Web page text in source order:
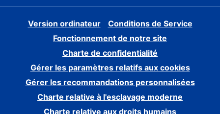
Version ordinateur
Conditions de Service
Fonctionnement de notre site
Charte de confidentialité
Gérer les paramètres relatifs aux cookies
Gérer les recommandations personnalisées
Charte relative à l'esclavage moderne
Charte relative aux droits humains